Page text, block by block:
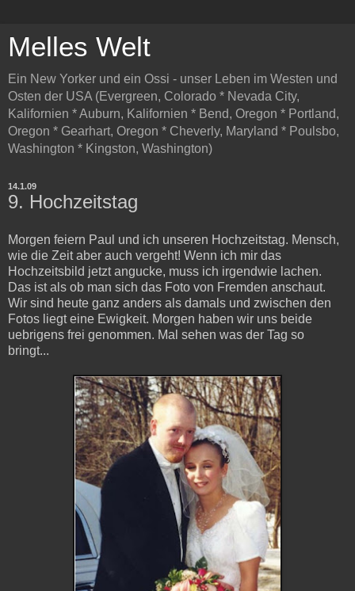
Melles Welt
Ein New Yorker und ein Ossi - unser Leben im Westen und
Osten der USA (Evergreen, Colorado * Nevada City,
Kalifornien * Auburn, Kalifornien * Bend, Oregon * Portland,
Oregon * Gearhart, Oregon * Cheverly, Maryland * Poulsbo,
Washington * Kingston, Washington)
14.1.09
9. Hochzeitstag
Morgen feiern Paul und ich unseren Hochzeitstag. Mensch,
wie die Zeit aber auch vergeht! Wenn ich mir das
Hochzeitsbild jetzt angucke, muss ich irgendwie lachen.
Das ist als ob man sich das Foto von Fremden anschaut.
Wir sind heute ganz anders als damals und zwischen den
Fotos liegt eine Ewigkeit. Morgen haben wir uns beide
uebrigens frei genommen. Mal sehen was der Tag so
bringt...